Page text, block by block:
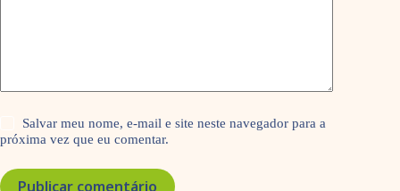
Salvar meu nome, e-mail e site neste navegador para a
próxima vez que eu comentar.
Publicar comentário